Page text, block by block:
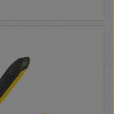
szintjelző *
* Felhasználás: